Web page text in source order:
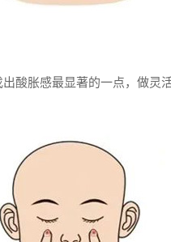
酸胀感最显著的一点，做灵活